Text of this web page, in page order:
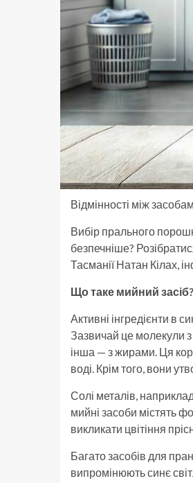
Відмінності між
Вибір прального
безпечніше?
Тасманії Натан Кілах,
Що таке мийний засіб?
Активні інгредієнти в
Зазвичай це молекули з
інша — з жирами. Ця
воді. Крім того, вони
Солі металів,
мийні засоби містять
викликати цвітіння
Багато засобів для
випромінюють синє